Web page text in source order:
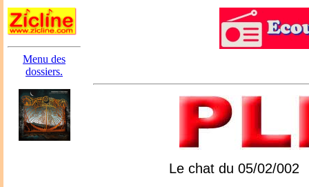
Menu des
dossiers.
Le chat du 05/02/002